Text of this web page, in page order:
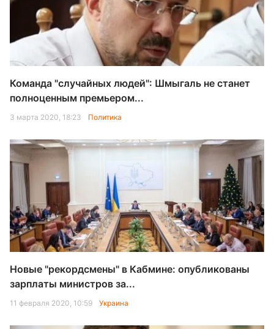
Команда "случайных людей": Шмыгаль не станет
полноценным премьером...
3 марта 2020, 18:23 Политика
Новые "рекордсмены" в Кабмине: опубликованы
зарплаты министров за...
11 февраля 2020, 10:59 Украина